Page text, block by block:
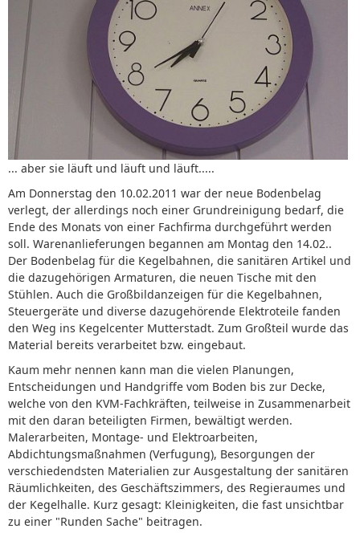
... aber sie läuft und läuft und läuft.....
Am Donnerstag den 10.02.2011 war der neue Bodenbelag
verlegt, der allerdings noch einer Grundreinigung bedarf, die
Ende des Monats von einer Fachfirma durchgeführt werden
soll. Warenanlieferungen begannen am Montag den 14.02..
Der Bodenbelag für die Kegelbahnen, die sanitären Artikel und
die dazugehörigen Armaturen, die neuen Tische mit den
Stühlen. Auch die Großbildanzeigen für die Kegelbahnen,
Steuergeräte und diverse dazugehörende Elektroteile fanden
den Weg ins Kegelcenter Mutterstadt. Zum Großteil wurde das
Material bereits verarbeitet bzw. eingebaut.
Kaum mehr nennen kann man die vielen Planungen,
Entscheidungen und Handgriffe vom Boden bis zur Decke,
welche von den KVM-Fachkräften, teilweise in Zusammenarbeit
mit den daran beteiligten Firmen, bewältigt werden.
Malerarbeiten, Montage- und Elektroarbeiten,
Abdichtungsmaßnahmen (Verfugung), Besorgungen der
verschiedendsten Materialien zur Ausgestaltung der sanitären
Räumlichkeiten, des Geschäftszimmers, des Regieraumes und
der Kegelhalle. Kurz gesagt: Kleinigkeiten, die fast unsichtbar
zu einer "Runden Sache" beitragen.